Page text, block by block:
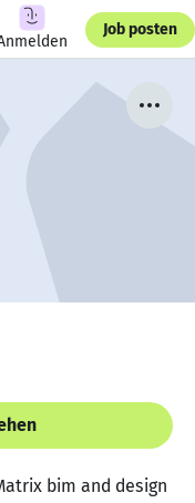
Job posten
bim and design